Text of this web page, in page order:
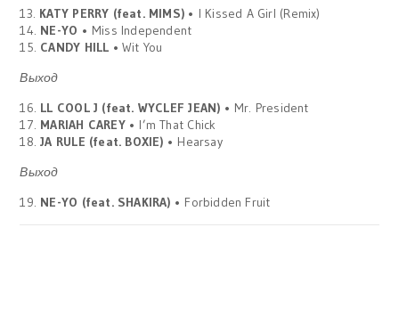
13. KATY PERRY (feat. MIMS) • I Kissed A Girl (Remix)
14. NE-YO • Miss Independent
15. CANDY HILL • Wit You
Выход
16. LL COOL J (feat. WYCLEF JEAN) • Mr. President
17. MARIAH CAREY• I’m That Chick
18.JA RULE (feat. BOXIE) • Hearsay
Выход
19. NE-YO (feat. SHAKIRA) • Forbidden Fruit